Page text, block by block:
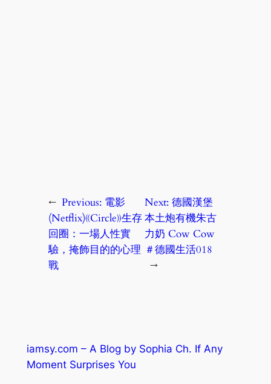
← Previous: 電影
(Netflix)《Circle》生存
回圈：一場人性實
驗，掩飾目的的心理
戰
Next: 德國漢堡
本土炮有機朱古
力奶 Cow Cow
＃德國生活018
→
iamsy.com – A Blog by Sophia Ch. If Any
Moment Surprises You